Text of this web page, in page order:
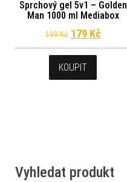
Sprchový gel 5v1 – Golden
Man 1000 ml Mediabox
199Kč Původní
179 Kč
KOUPIT
Vyhledat produkt